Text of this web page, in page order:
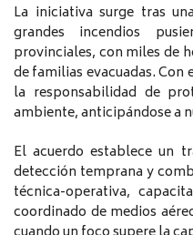
La iniciativa surge tras
grandes incendios
provinciales, con miles de
de familias evacuadas. Con
la responsabilidad de
ambiente, anticipándose a
El acuerdo establece un
detección temprana y
técnica-operativa,
coordinado de medios